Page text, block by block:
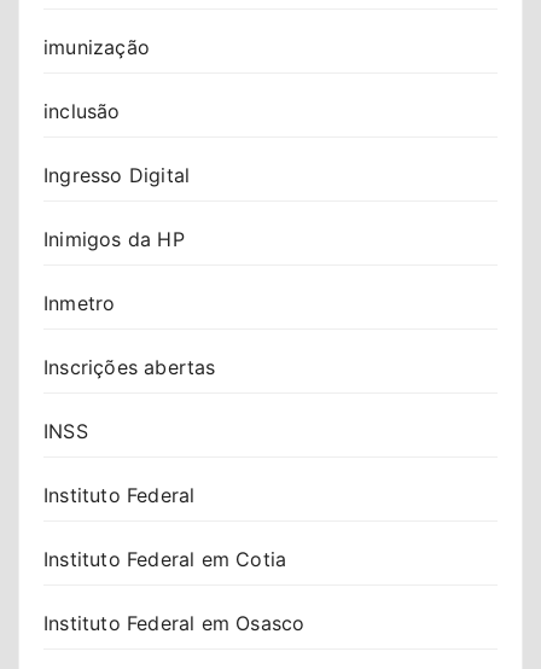
imunização
inclusão
Ingresso Digital
Inimigos da HP
Inmetro
Inscrições abertas
INSS
Instituto Federal
Instituto Federal em Cotia
Instituto Federal em Osasco